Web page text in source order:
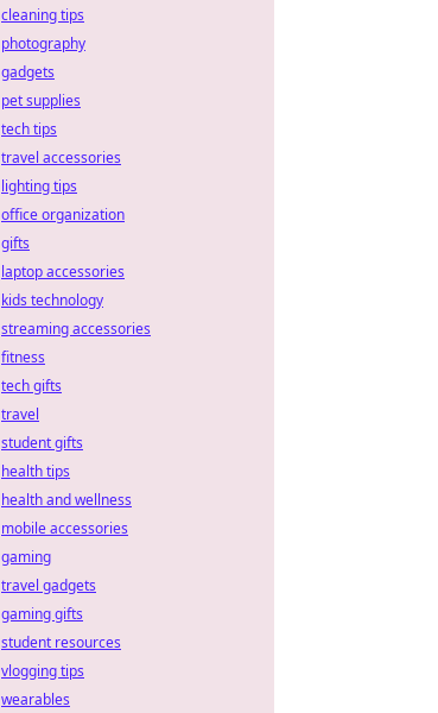
cleaning tips
photography
gadgets
pet supplies
tech tips
travel accessories
lighting tips
office organization
gifts
laptop accessories
kids technology
streaming accessories
fitness
tech gifts
travel
student gifts
health tips
health and wellness
mobile accessories
gaming
travel gadgets
gaming gifts
student resources
vlogging tips
wearables